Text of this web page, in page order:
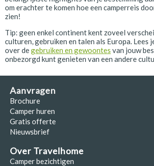
om erachter te komen hoe een camperreis
zien!
Tip: geen enkel continent kent zoveel
culturen, gebruiken en talen als Europa. Lees
over degebruiken en gewoontes van jouw
onbezorgd kunt genieten van een andere
Aanvragen
Brochure
Camper huren
Gratis offerte
Nieuwsbrief
Over Travelhome
Camper bezichtigen